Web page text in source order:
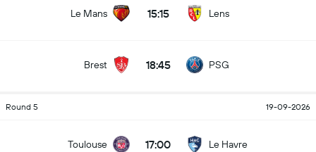
Le Mans 15:15 Lens
Brest 18:45 PSG
Round 5 19-09-2026
Toulouse 17:00 Le Havre